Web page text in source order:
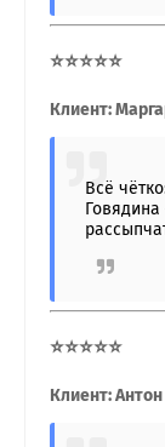
⭐⭐⭐⭐⭐
Клиент:
Всё
⭐⭐⭐⭐⭐
Клиент: